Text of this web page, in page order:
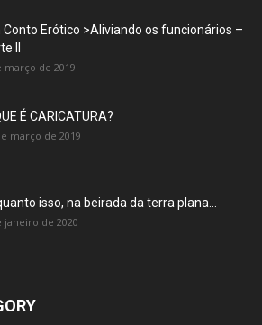
Conto Erótico >Aliviando os funcionários –
II
março de 2019
É CARICATURA?
março de 2019
isso, na beirada da terra plana…
janeiro de 2020